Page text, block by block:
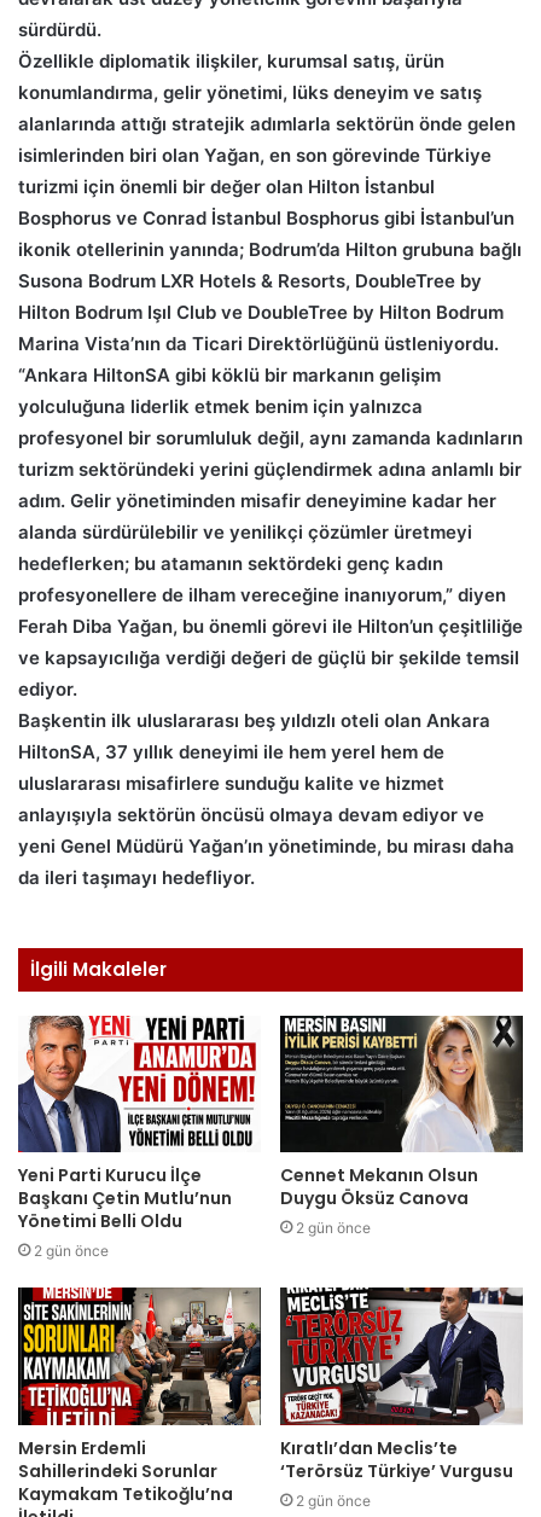
sürdürdü.
Özellikle diplomatik ilişkiler, kurumsal satış, ürün
konumlandırma, gelir yönetimi, lüks deneyim ve satış
alanlarında attığı stratejik adımlarla sektörün önde gelen
isimlerinden biri olan Yağan, en son görevinde Türkiye
turizmi için önemli bir değer olan Hilton İstanbul
Bosphorus ve Conrad İstanbul Bosphorus gibi İstanbul’un
ikonik otellerinin yanında; Bodrum’da Hilton grubuna bağlı
Susona Bodrum LXR Hotels & Resorts, DoubleTree by
Hilton Bodrum Işıl Club ve DoubleTree by Hilton Bodrum
Marina Vista’nın da Ticari Direktörlüğünü üstleniyordu.
“Ankara HiltonSA gibi köklü bir markanın gelişim
yolculuğuna liderlik etmek benim için yalnızca
profesyonel bir sorumluluk değil, aynı zamanda kadınların
turizm sektöründeki yerini güçlendirmek adına anlamlı bir
adım. Gelir yönetiminden misafir deneyimine kadar her
alanda sürdürülebilir ve yenilikçi çözümler üretmeyi
hedeflerken; bu atamanın sektördeki genç kadın
profesyonellere de ilham vereceğine inanıyorum,” diyen
Ferah Diba Yağan, bu önemli görevi ile Hilton’un çeşitliliğe
ve kapsayıcılığa verdiği değeri de güçlü bir şekilde temsil
ediyor.
Başkentin ilk uluslararası beş yıldızlı oteli olan Ankara
HiltonSA, 37 yıllık deneyimi ile hem yerel hem de
uluslararası misafirlere sunduğu kalite ve hizmet
anlayışıyla sektörün öncüsü olmaya devam ediyor ve
yeni Genel Müdürü Yağan’ın yönetiminde, bu mirası daha
da ileri taşımayı hedefliyor.
İlgili Makaleler
Yeni Parti Kurucu İlçe
Başkanı Çetin Mutlu’nun
Yönetimi Belli Oldu
2 gün önce
Cennet Mekanın Olsun
Duygu Öksüz Canova
2 gün önce
Mersin Erdemli
Sahillerindeki Sorunlar
Kaymakam Tetikoğlu’na
Kıratlı’dan Meclis’te
‘Terörsüz Türkiye’ Vurgusu
2 gün önce